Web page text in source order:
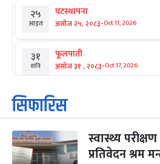
२५
आइत
घटस्थापना
असोज २५, २०८३-Oct 11, 2026
३१
शनि
फूलपाती
असोज ३१ , २०८३-Oct 17, 2026
१
आइत
कार्तिक सङ्क्रान्ति
कार्तिक १, २०८३
३
मंगल
महानवमी
कार्तिक ३, २०८३-Oct 20, 2026
सिफारिस
स्वास्थ्य
प्रतिवेदन श्रम